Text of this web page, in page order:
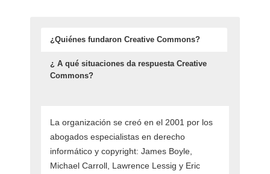
¿Quiénes fundaron Creative Commons?
¿ A qué situaciones da respuesta Creative
Commons?
La organización se creó en el 2001 por los
abogados especialistas en derecho
informático y copyright: James Boyle,
Michael Carroll, Lawrence Lessig y Eric